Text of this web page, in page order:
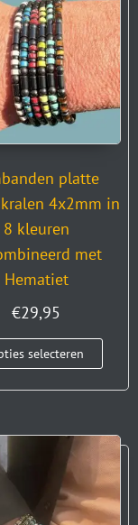
platte
4x2mm in
8 kleuren
met
Hematiet
€29,95
selecteren